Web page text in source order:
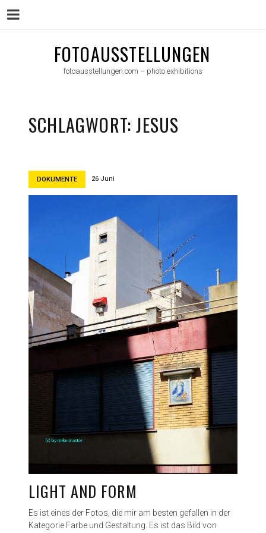
FOTOAUSSTELLUNGEN
fotoausstellungen.com – photo exhibitions
SCHLAGWORT:JESUS
DOKUMENTE 26 Juni
LIGHT AND FORM
Es ist eines der Fotos, die mir am besten gefallen in der
Kategorie Farbe und Gestaltung. Es ist das Bild von
Menu